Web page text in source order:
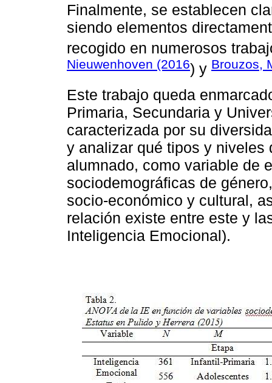
Finalmente, se establecen
siendo elementos
recogido en numerosos
Nieuwenhoven (2016) y Brouzos,
Este trabajo queda
Primaria, Secundaria y
caracterizada por su
y analizar qué tipos y niveles
alumnado, como variable de
sociodemográficas de
socio-económico y cultural,
relación existe entre este y
Inteligencia Emocional).